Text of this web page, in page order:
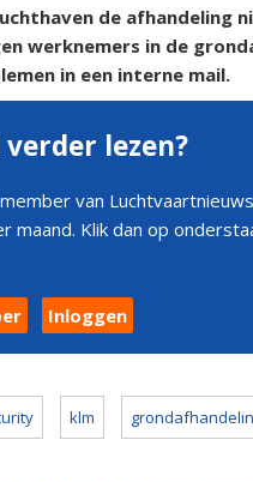
de afhandeling
werknemers in de
in een interne mail.
lezen?
van
maand. Klik dan op
Inloggen
klm